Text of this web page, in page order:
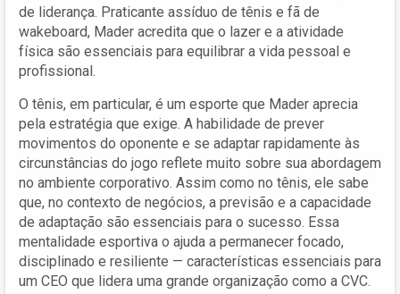
de liderança. Praticante assíduo de tênis e fã de
wakeboard, Mader acredita que o lazer e a atividade
física são essenciais para equilibrar a vida pessoal e
profissional.
O tênis, em particular, é um esporte que Mader aprecia
pela estratégia que exige. A habilidade de prever
movimentos do oponente e se adaptar rapidamente às
circunstâncias do jogo reflete muito sobre sua abordagem
no ambiente corporativo. Assim como no tênis, ele sabe
que, no contexto de negócios, a previsão e a capacidade
de adaptação são essenciais para o sucesso. Essa
mentalidade esportiva o ajuda a permanecer focado,
disciplinado e resiliente — características essenciais para
um CEO que lidera uma grande organização como a CVC.